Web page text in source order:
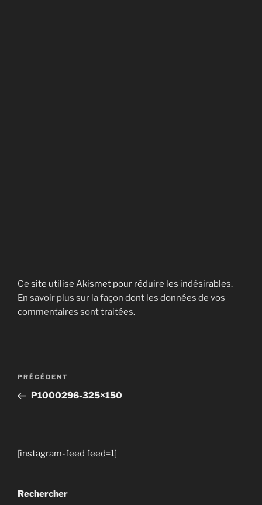
Ce site utilise Akismet pour réduire les indésirables.
En savoir plus sur la façon dont les données de vos
commentaires sont traitées.
Navigation
l’article
Article
précédent
PRÉCÉDENT
P1000296-325×150
[instagram-feed feed=1]
Rechercher